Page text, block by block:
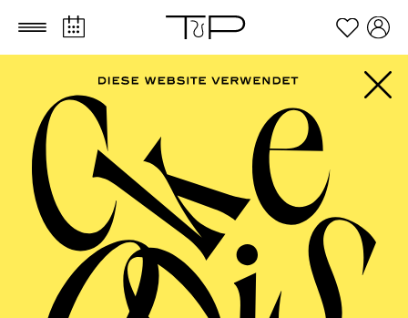
Zum Hauptinhalt springen Zum Footer springen
FILTER
SEPTEMBER 2026
PHILHARMONIE ESSEN
Sonntag
13.09.2026